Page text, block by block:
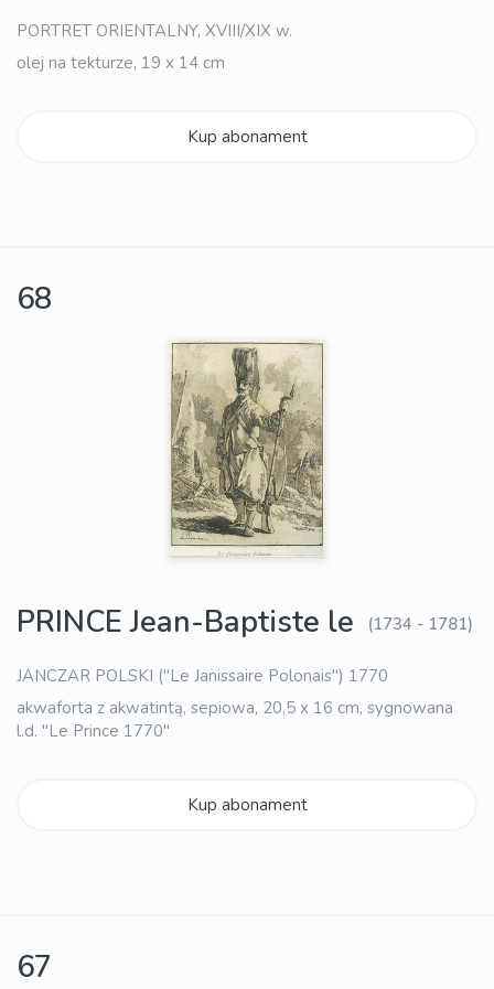
PORTRET ORIENTALNY, XVIII/XIX w.
olej na tekturze, 19 x 14 cm
Kup abonament
68
PRINCE Jean-Baptiste le (1734 - 1781)
JANCZAR POLSKI ("Le Janissaire Polonais") 1770
akwaforta z akwatintą, sepiowa, 20,5 x 16 cm, sygnowana
l.d. "Le Prince 1770"
Kup abonament
67